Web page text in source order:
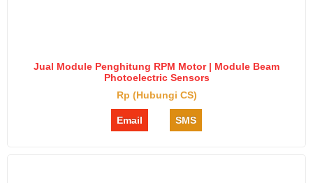
Jual Module Penghitung RPM Motor | Module Beam
Photoelectric Sensors
Rp (Hubungi CS)
Email SMS